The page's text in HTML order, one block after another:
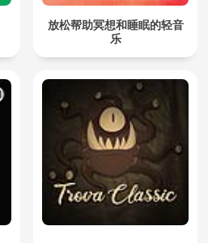
放松帮助冥想和睡眠的轻音
乐